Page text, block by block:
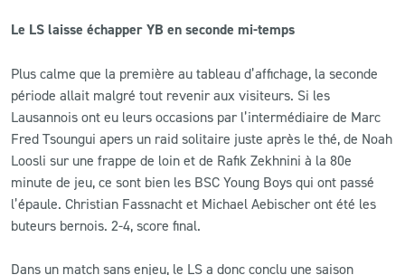
Le LS laisse échapper YB en seconde mi-temps
Plus calme que la première au tableau d’affichage, la seconde
période allait malgré tout revenir aux visiteurs. Si les
Lausannois ont eu leurs occasions par l’intermédiaire de Marc
Fred Tsoungui apers un raid solitaire juste après le thé, de Noah
Loosli sur une frappe de loin et de Rafik Zekhnini à la 80e
minute de jeu, ce sont bien les BSC Young Boys qui ont passé
l’épaule. Christian Fassnacht et Michael Aebischer ont été les
buteurs bernois. 2-4, score final.
Dans un match sans enjeu, le LS a donc conclu une saison